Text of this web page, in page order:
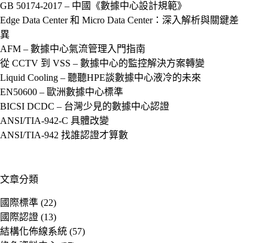
GB 50174-2017 – 中國《數據中心設計規範》
Edge Data Center 和 Micro Data Center：深入解析與關鍵差
異
AFM – 數據中心氣流管理入門指南
從 CCTV 到 VSS – 數據中心的監控解決方案轉變
Liquid Cooling – 聽聽HPE談數據中心液冷的未來
EN50600 – 歐洲數據中心標準
BICSI DCDC – 台灣少見的數據中心認證
ANSI/TIA-942-C 具體改變
ANSI/TIA-942 找誰認證才算數
文章分類
國際標準 (22)
國際認證 (13)
結構化佈線系統 (57)